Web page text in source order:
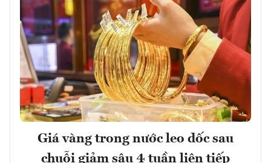
Giá vàng trong nước leo dốc sau
chuỗi giảm sâu 4 tuần liên tiếp